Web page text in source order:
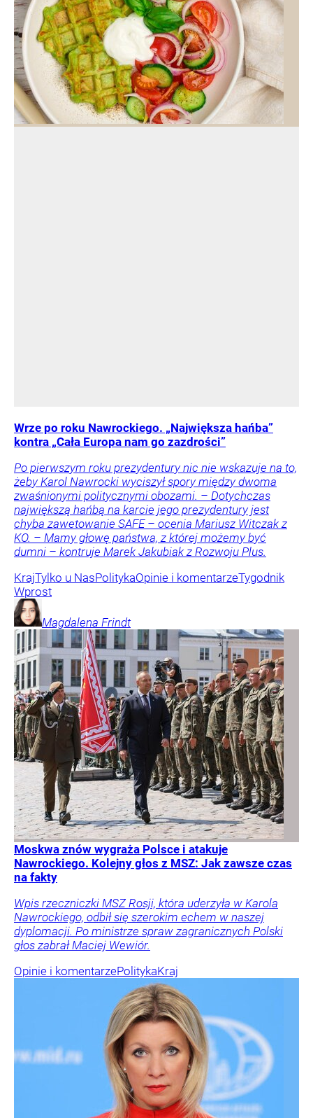
Wrze po roku Nawrockiego. „Największa hańba”
kontra „Cała Europa nam go zazdrości”
Po pierwszym roku prezydentury nic nie wskazuje na to,
żeby Karol Nawrocki wyciszył spory między dwoma
zwaśnionymi politycznymi obozami. – Dotychczas
największą hańbą na karcie jego prezydentury jest
chyba zawetowanie SAFE – ocenia Mariusz Witczak z
KO. – Mamy głowę państwa, z której możemy być
dumni – kontruje Marek Jakubiak z Rozwoju Plus.
KrajTylko u NasPolitykaOpinie i komentarzeTygodnik
Wprost
Magdalena Frindt
Moskwa znów wygraża Polsce i atakuje
Nawrockiego. Kolejny głos z MSZ: Jak zawsze czas
na fakty
Wpis rzeczniczki MSZ Rosji, która uderzyła w Karola
Nawrockiego, odbił się szerokim echem w naszej
dyplomacji. Po ministrze spraw zagranicznych Polski
głos zabrał Maciej Wewiór.
Opinie i komentarzePolitykaKraj